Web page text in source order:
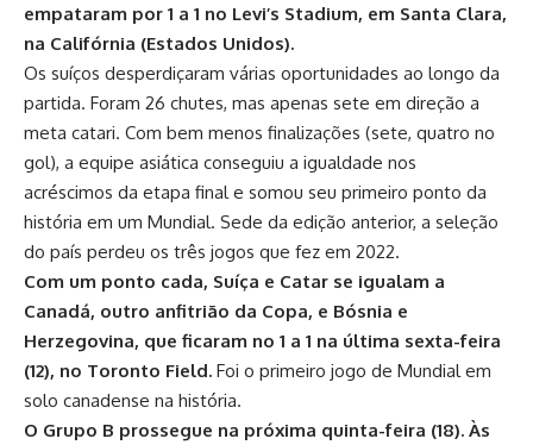
empataram por 1 a 1 no Levi’s Stadium, em Santa Clara,
na Califórnia (Estados Unidos).
Os suíços desperdiçaram várias oportunidades ao longo da
partida. Foram 26 chutes, mas apenas sete em direção a
meta catari. Com bem menos finalizações (sete, quatro no
gol), a equipe asiática conseguiu a igualdade nos
acréscimos da etapa final e somou seu primeiro ponto da
história em um Mundial. Sede da edição anterior, a seleção
do país perdeu os três jogos que fez em 2022.
Com um ponto cada, Suíça e Catar se igualam a
Canadá, outro anfitrião da Copa, e Bósnia e
Herzegovina, que ficaram no 1 a 1 na última sexta-feira
(12), no Toronto Field. Foi o primeiro jogo de Mundial em
solo canadense na história.
O Grupo B prossegue na próxima quinta-feira (18). Às